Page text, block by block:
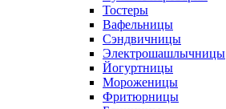
Тостеры
Вафельницы
Сэндвичницы
Электрошашлычницы
Йогуртницы
Мороженицы
Фритюрницы